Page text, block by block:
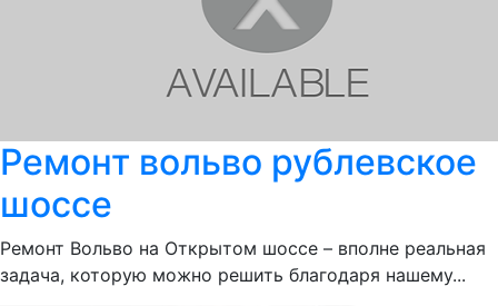
Ремонт вольво рублевское
шоссе
Ремонт Вольво на Открытом шоссе – вполне реальная
задача, которую можно решить благодаря нашему...